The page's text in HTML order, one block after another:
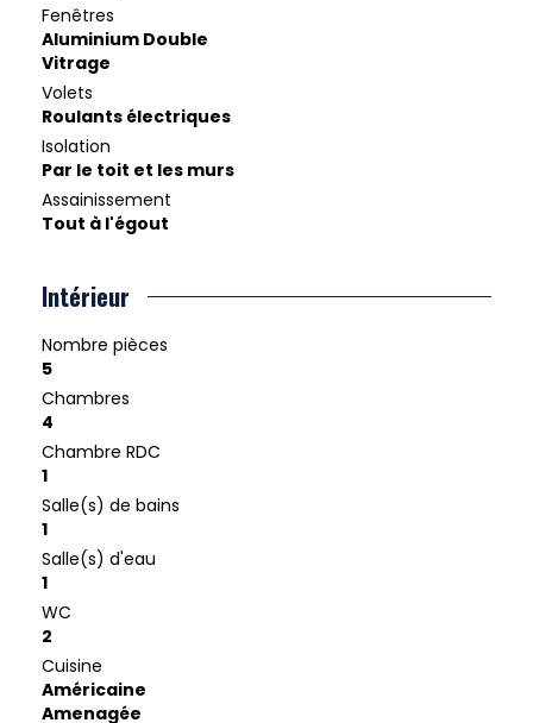
Fenêtres
Aluminium Double
Vitrage
Volets
Roulants électriques
Isolation
Par le toit et les murs
Assainissement
Tout à l'égout
Intérieur
Nombre pièces
5
Chambres
4
Chambre RDC
1
Salle(s) de bains
1
Salle(s) d'eau
1
WC
2
Cuisine
Américaine
Amenagée